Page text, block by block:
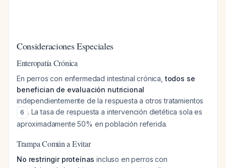
Consideraciones Especiales
Enteropatía Crónica
En perros con enfermedad intestinal crónica,todos se
benefician de evaluación nutricional
independientemente de la respuesta a otros tratamientos
6 . La tasa de respuesta a intervención dietética sola es
aproximadamente 50% en población referida.
Trampa Común a Evitar
No restringir proteínas incluso en perros con